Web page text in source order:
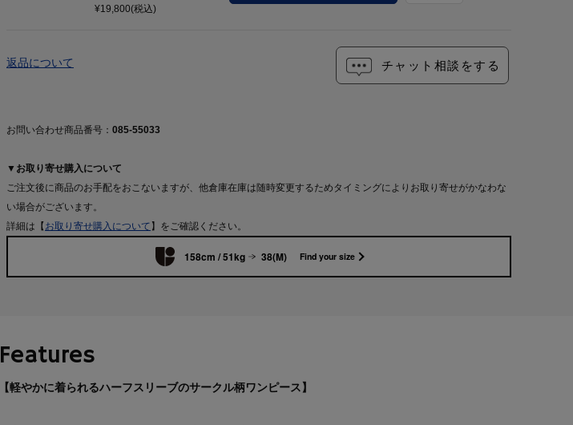
¥19,800(税込)
チャット相談をする
返品について
お問い合わせ商品番号： 085-55033
▼お取り寄せ購入について
ご注文後に商品のお手配をおこないますが、他倉庫在庫は随時変更するためタイミングによりお取り寄せがかなわな
い場合がございます。
詳細は【 お取り寄せ購入について 】をご確認ください。
158cm / 51kg 38(M) Find your size
Features
【軽やかに着られるハーフスリーブのサークル柄ワンピース】